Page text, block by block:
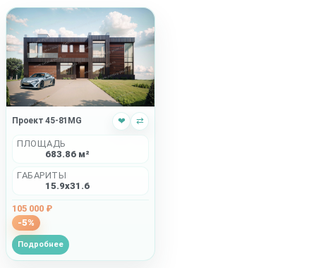
Проект 45-81MG ❤ ⇄
ПЛОЩАДЬ
683.86 м²
ГАБАРИТЫ
15.9x31.6
105 000 ₽
-5%
Подробнее